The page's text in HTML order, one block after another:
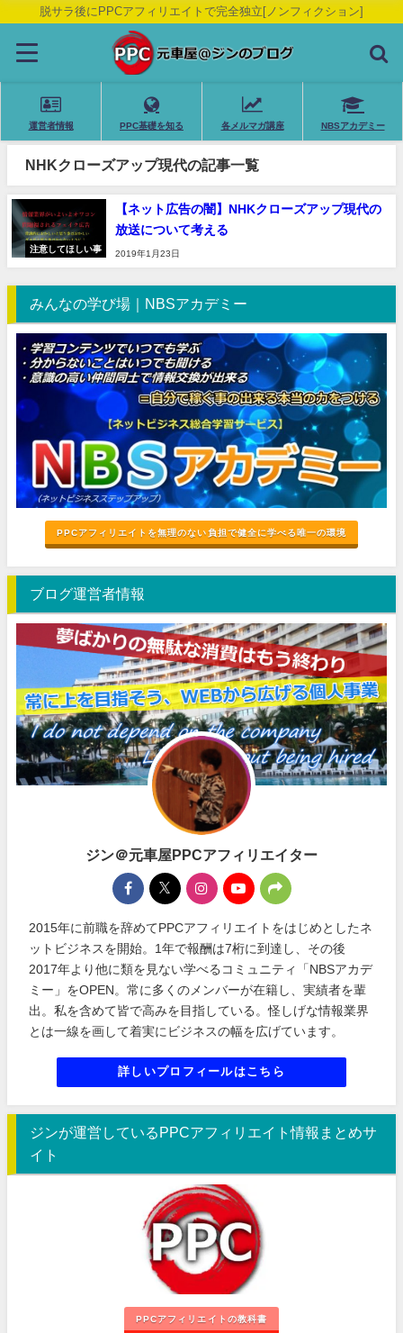
脱サラ後にPPCアフィリエイトで完全独立[ノンフィクション]
運営者情報 PPC基礎を知る 各メルマガ講座 NBSアカデミー
NHKクローズアップ現代の記事一覧
注意してほしい事
【ネット広告の闇】NHKクローズアップ現代の
放送について考える
2019年1月23日
みんなの学び場｜NBSアカデミー
PPCアフィリエイトを無理のない負担で健全に学べる唯一の環境
ブログ運営者情報
ジン＠元車屋PPCアフィリエイター
2015年に前職を辞めてPPCアフィリエイトをはじめとしたネ
ットビジネスを開始。1年で報酬は7桁に到達し、その後
2017年より他に類を見ない学べるコミュニティ「NBSアカデ
ミー」をOPEN。常に多くのメンバーが在籍し、実績者を輩
出。私を含めて皆で高みを目指している。怪しげな情報業界
とは一線を画して着実にビジネスの幅を広げています。
詳しいプロフィールはこちら
ジンが運営しているPPCアフィリエイト情報まとめサ
イト
PPCアフィリエイトの教科書